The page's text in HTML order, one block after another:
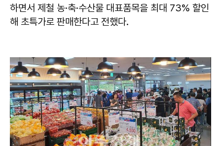
하면서 제철 농·축·수산물 대표품목을 최대 73% 할인
해 초특가로 판매한다고 전했다.